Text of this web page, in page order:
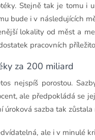
Stejně tak je tomu i
bude i v následujících
lokality od měst a
pracovních
za 200 miliard
nejspíš porostou.
ale předpokládá se
úroková sazba tak
ale i v minulé